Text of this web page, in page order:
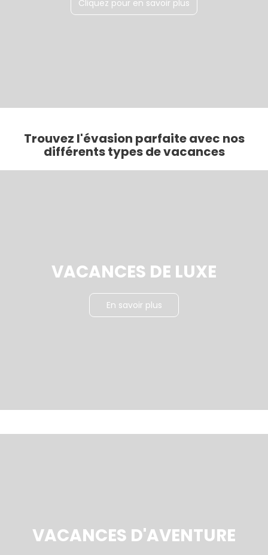
Cliquez pour en savoir plus
Trouvez l'évasion parfaite avec nos
différents types de vacances
VACANCES DE LUXE
En savoir plus
VACANCES D'AVENTURE